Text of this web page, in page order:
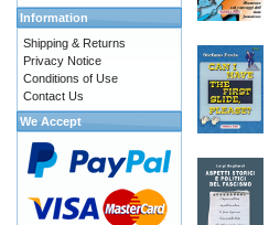
Information
Shipping & Returns
Privacy Notice
Conditions of Use
Contact Us
We Accept